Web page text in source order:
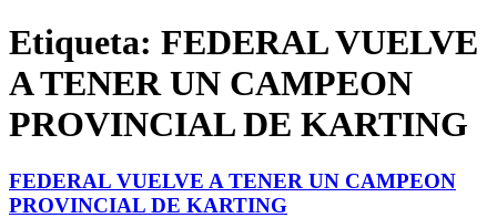
Etiqueta: FEDERAL VUELVE
A TENER UN CAMPEON
PROVINCIAL DE KARTING
FEDERAL VUELVE A TENER UN CAMPEON
PROVINCIAL DE KARTING